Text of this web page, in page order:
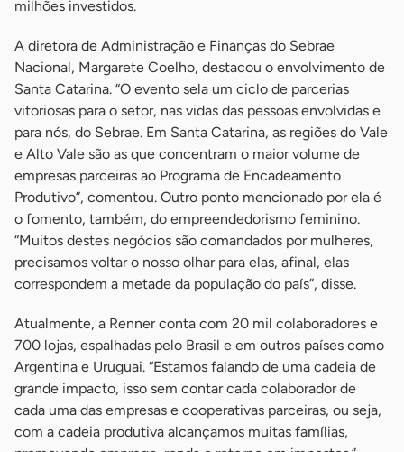
milhões investidos.
A diretora de Administração e Finanças do Sebrae
Nacional, Margarete Coelho, destacou o envolvimento de
Santa Catarina. “O evento sela um ciclo de parcerias
vitoriosas para o setor, nas vidas das pessoas envolvidas e
para nós, do Sebrae. Em Santa Catarina, as regiões do Vale
e Alto Vale são as que concentram o maior volume de
empresas parceiras ao Programa de Encadeamento
Produtivo”, comentou. Outro ponto mencionado por ela é
o fomento, também, do empreendedorismo feminino.
“Muitos destes negócios são comandados por mulheres,
precisamos voltar o nosso olhar para elas, afinal, elas
correspondem a metade da população do país”, disse.
Atualmente, a Renner conta com 20 mil colaboradores e
700 lojas, espalhadas pelo Brasil e em outros países como
Argentina e Uruguai. “Estamos falando de uma cadeia de
grande impacto, isso sem contar cada colaborador de
cada uma das empresas e cooperativas parceiras, ou seja,
com a cadeia produtiva alcançamos muitas famílias,